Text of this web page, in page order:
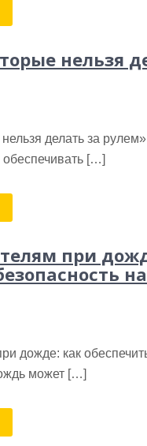
нельзя
делать за
[…]
при
дожде: как
может […]